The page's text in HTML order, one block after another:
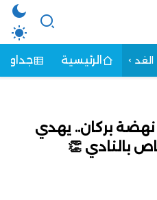
الغد الرئيسية جداول
نهضة بركان.. يهدي
بالنادي 👏